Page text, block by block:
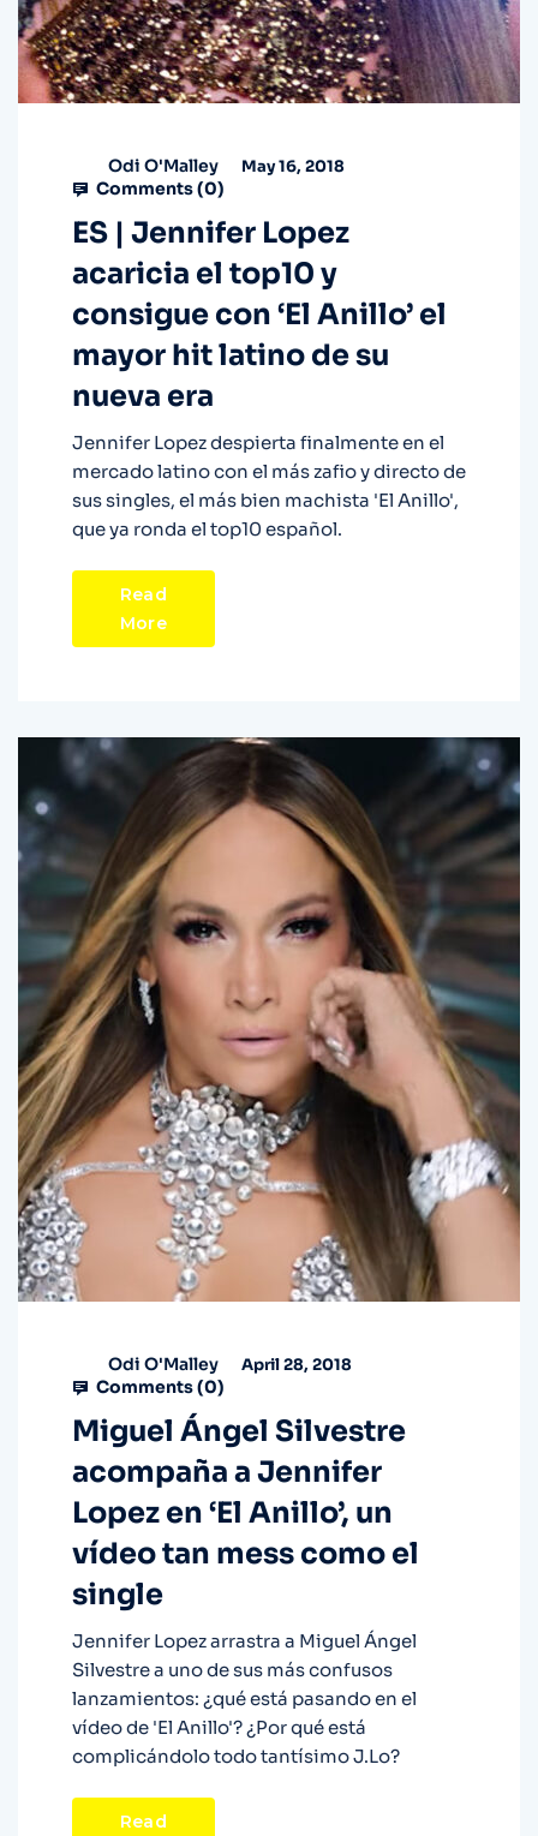
Odi O'Malley May 16, 2018
Comments (0)
ES | Jennifer Lopez
acaricia el top10 y
consigue con ‘El Anillo’ el
mayor hit latino de su
nueva era
Jennifer Lopez despierta finalmente en el
mercado latino con el más zafio y directo de
sus singles, el más bien machista 'El Anillo',
que ya ronda el top10 español.
Read
More
Odi O'Malley April 28, 2018
Comments (0)
Miguel Ángel Silvestre
acompaña a Jennifer
Lopez en ‘El Anillo’, un
vídeo tan mess como el
single
Jennifer Lopez arrastra a Miguel Ángel
Silvestre a uno de sus más confusos
lanzamientos: ¿qué está pasando en el
vídeo de 'El Anillo'? ¿Por qué está
complicándolo todo tantísimo J.Lo?
Read